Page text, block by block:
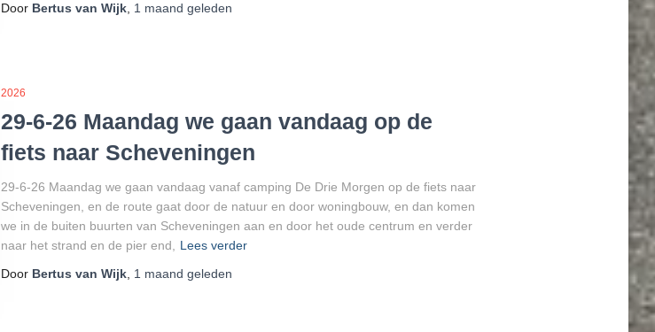
Door Bertus van Wijk, 1 maand geleden
2026
29-6-26 Maandag we gaan vandaag op de
fiets naar Scheveningen
29-6-26 Maandag we gaan vandaag vanaf camping De Drie Morgen op de fiets naar
Scheveningen, en de route gaat door de natuur en door woningbouw, en dan komen
we in de buiten buurten van Scheveningen aan en door het oude centrum en verder
naar het strand en de pier end,
Lees verder
Door Bertus van Wijk, 1 maand geleden